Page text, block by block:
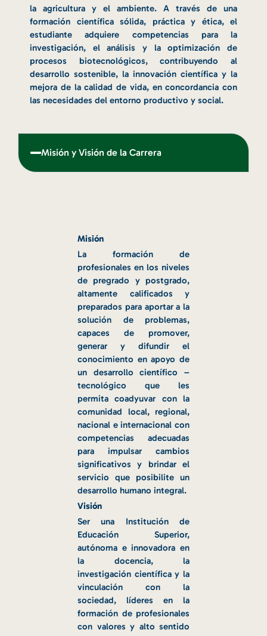
la agricultura y el ambiente. A través de una
formación científica sólida, práctica y ética, el
estudiante adquiere competencias para la
investigación, el análisis y la optimización de
procesos biotecnológicos, contribuyendo al
desarrollo sostenible, la innovación científica y la
mejora de la calidad de vida, en concordancia con
las necesidades del entorno productivo y social.
Misión y Visión de la Carrera
Misión
La formación de
profesionales en los niveles
de pregrado y postgrado,
altamente calificados y
preparados para aportar a la
solución de problemas,
capaces de promover,
generar y difundir el
conocimiento en apoyo de
un desarrollo científico –
tecnológico que les
permita coadyuvar con la
comunidad local, regional,
nacional e internacional con
competencias adecuadas
para impulsar cambios
significativos y brindar el
servicio que posibilite un
desarrollo humano integral.
Visión
Ser una Institución de
Educación Superior,
autónoma e innovadora en
la docencia, la
investigación científica y la
vinculación con la
sociedad, líderes en la
formación de profesionales
con valores y alto sentido